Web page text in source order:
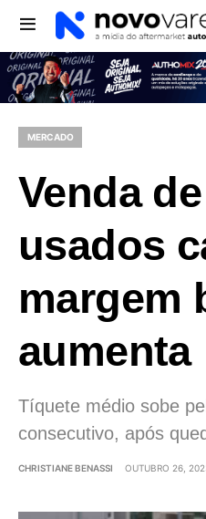
MERCADO
Venda
usados
margem
aumenta
Tíquete médio sobe
consecutivo, após
CHRISTIANE BENASSI OUTUBRO 26,